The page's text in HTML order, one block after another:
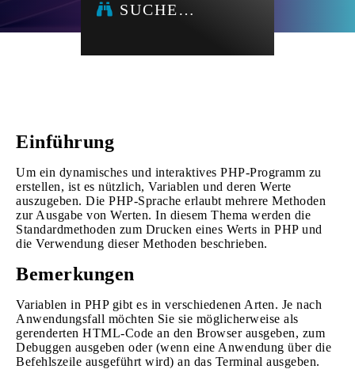
SUCHE…
Einführung
Um ein dynamisches und interaktives PHP-Programm zu
erstellen, ist es nützlich, Variablen und deren Werte
auszugeben. Die PHP-Sprache erlaubt mehrere Methoden
zur Ausgabe von Werten. In diesem Thema werden die
Standardmethoden zum Drucken eines Werts in PHP und
die Verwendung dieser Methoden beschrieben.
Bemerkungen
Variablen in PHP gibt es in verschiedenen Arten. Je nach
Anwendungsfall möchten Sie sie möglicherweise als
gerenderten HTML-Code an den Browser ausgeben, zum
Debuggen ausgeben oder (wenn eine Anwendung über die
Befehlszeile ausgeführt wird) an das Terminal ausgeben.